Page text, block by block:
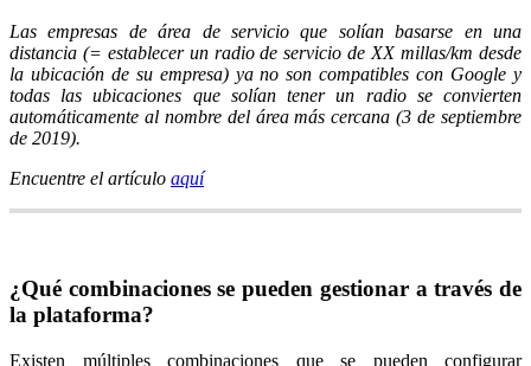
Las empresas de área de servicio que solían basarse en una
distancia (= establecer un radio de servicio de XX millas/km desde
la ubicación de su empresa) ya no son compatibles con Google y
todas las ubicaciones que solían tener un radio se convierten
automáticamente al nombre del área más cercana (3 de septiembre
de 2019).
Encuentre el artículo aquí
¿Qué combinaciones se pueden gestionar a través de
la plataforma?
Existen múltiples combinaciones que se pueden configurar